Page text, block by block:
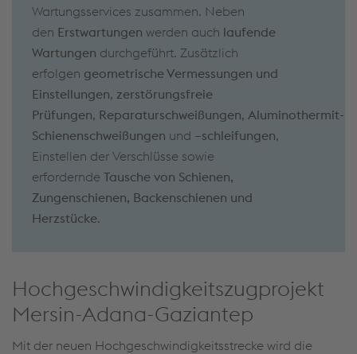
Wartungsservices zusammen. Neben
den Erstwartungen werden auch laufende
Wartungen durchgeführt. Zusätzlich
erfolgen geometrische Vermessungen und
Einstellungen, zerstörungsfreie
Prüfungen, Reparaturschweißungen, Aluminothermit-
Schienenschweißungen und –schleifungen,
Einstellen der Verschlüsse sowie
erfordernde Tausche von Schienen,
Zungenschienen, Backenschienen und
Herzstücke.
Hochgeschwindigkeitszugprojekt
Mersin-Adana-Gaziantep
Mit der neuen Hochgeschwindigkeitsstrecke wird die